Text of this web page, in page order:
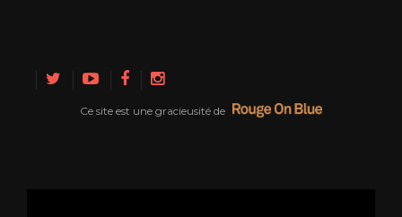
Ce site est une gracieusité de